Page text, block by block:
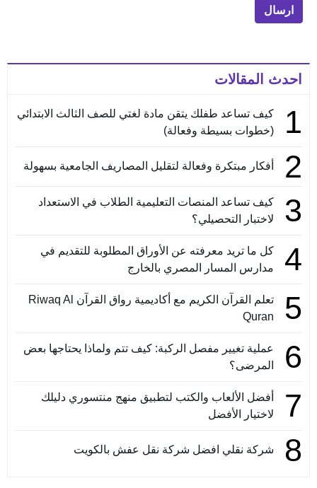
احدث المقالات
1
كيف تساعد طفلك يتقن مادة لغتي للصف الثالث الابتدائي
(خطوات بسيطة وفعالة)
2 أفكار مبتكرة وفعالة لتقليل المصاريف الجامعية بسهولة
3
كيف تساعد المنصات التعليمية الطلاب في الاستعداد
لاختبار التحصيلي؟
4
كل ما تريد معرفته عن الأوراق المطلوبة للتقديم في
مدارس المسار المصري بالخارج
5
تعلم القرآن الكريم مع أكاديمية رواق القرآن Riwaq Al
Quran
6
عملية تغيير مفصل الركبة: كيف تتم ولماذا يحتاجها بعض
المرضى؟
7
أفضل الألعاب والكتب لتطبيق منهج منتسوري دليلك
لاختيار الأفضل
8 شركة نقلي افضل شركة نقل عفش بالكويت